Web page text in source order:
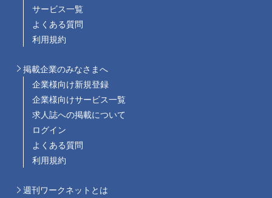
サービス一覧
よくある質問
利用規約
掲載企業のみなさまへ
企業様向け新規登録
企業様向けサービス一覧
求人誌への掲載について
ログイン
よくある質問
利用規約
週刊ワークネットとは